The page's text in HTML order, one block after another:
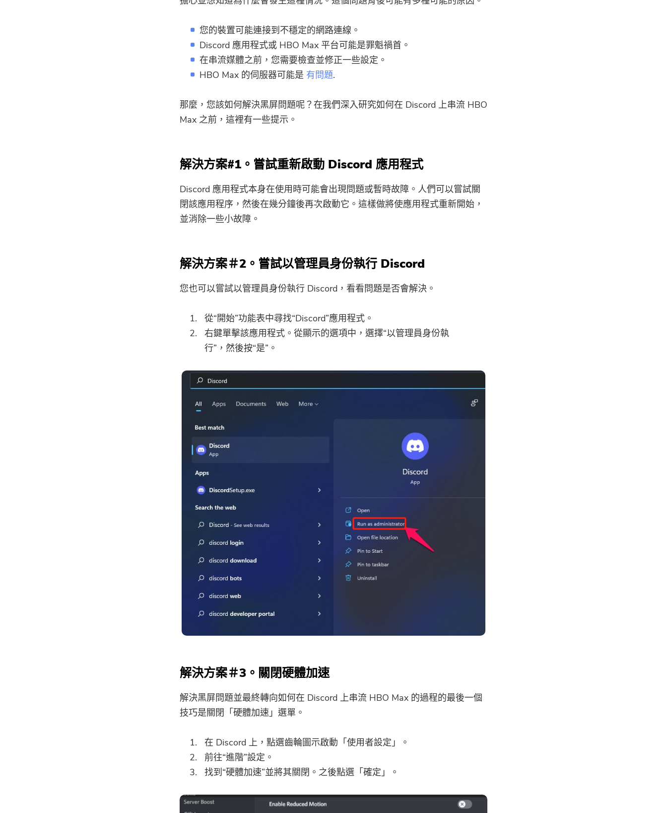
您的裝置可能連接到不穩定的網路連線。
Discord 應用程式或 HBO Max 平台可能是罪魁禍首。
在串流媒體之前，您需要檢查並修正一些設定。
HBO Max 的伺服器可能是 有問題.
那麼，您該如何解決黑屏問題呢？在我們深入研究如何在 Discord 上串流 HBO
Max 之前，這裡有一些提示。
解決方案#1。嘗試重新啟動 Discord 應用程式
Discord 應用程式本身在使用時可能會出現問題或暫時故障。人們可以嘗試關
閉該應用程序，然後在幾分鐘後再次啟動它。這樣做將使應用程式重新開始，
並消除一些小故障。
解決方案＃2。嘗試以管理員身份執行 Discord
您也可以嘗試以管理員身份執行 Discord，看看問題是否會解決。
從“開始”功能表中尋找“Discord”應用程式。
右鍵單擊該應用程式。從顯示的選項中，選擇“以管理員身份執
行”，然後按“是”。
解決方案＃3。關閉硬體加速
解決黑屏問題並最終轉向如何在 Discord 上串流 HBO Max 的過程的最後一個
技巧是關閉「硬體加速」選單。
在 Discord 上，點選齒輪圖示啟動「使用者設定」。
前往“進階”設定。
找到“硬體加速”並將其關閉。之後點選「確定」。
優惠信息和新聞。
請輸入有效的電子郵件地址